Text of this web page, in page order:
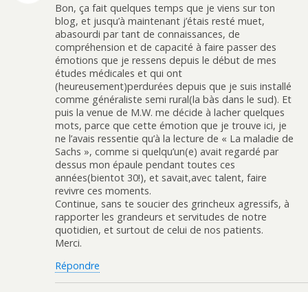
Bon, ça fait quelques temps que je viens sur ton
blog, et jusqu’à maintenant j’étais resté muet,
abasourdi par tant de connaissances, de
compréhension et de capacité à faire passer des
émotions que je ressens depuis le début de mes
études médicales et qui ont
(heureusement)perdurées depuis que je suis installé
comme généraliste semi rural(la bàs dans le sud). Et
puis la venue de M.W. me décide à lacher quelques
mots, parce que cette émotion que je trouve ici, je
ne l’avais ressentie qu’à la lecture de « La maladie de
Sachs », comme si quelqu’un(e) avait regardé par
dessus mon épaule pendant toutes ces
années(bientot 30!), et savait,avec talent, faire
revivre ces moments.
Continue, sans te soucier des grincheux agressifs, à
rapporter les grandeurs et servitudes de notre
quotidien, et surtout de celui de nos patients.
Merci.
Répondre